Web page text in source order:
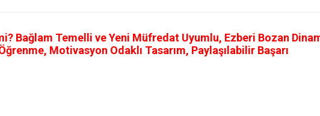
Bağlam Temelli ve Yeni Müfredat Uyumlu, Ezberi Bozan
Motivasyon Odaklı Tasarım, Paylaşılabilir Başarı